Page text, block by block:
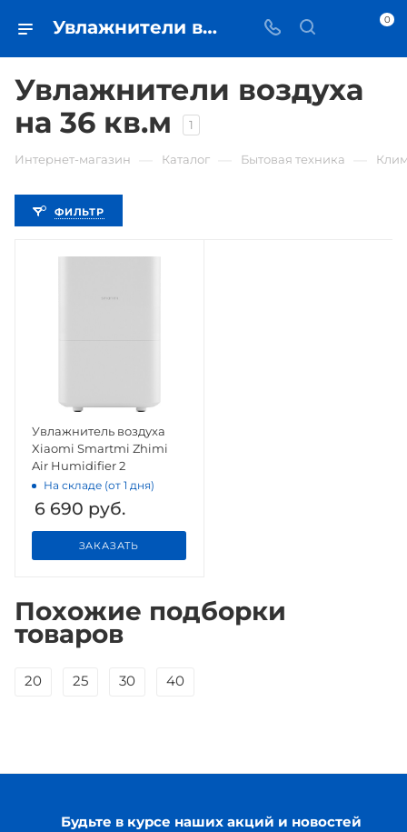
Увлажнители воздуха на 36 кв.м • купить увлажнитель в Самаре - iЧехол 0
Увлажнители воздуха
на 36 кв.м
1
Интернет-магазин Каталог Бытовая техника
ФИЛЬТР
Увлажнитель воздуха
Xiaomi Smartmi Zhimi
Air Humidifier 2
На складе (от 1 дня)
6 690 руб.
ЗАКАЗАТЬ
Похожие подборки
товаров
20 25 30 40
Будьте в курсе наших акций и новостей